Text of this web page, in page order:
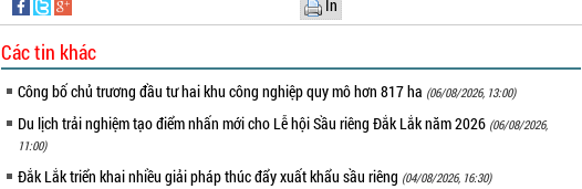
In
Các tin khác
Công bố chủ trương đầu tư hai khu công nghiệp quy mô hơn 817 ha (06/08/2026, 13:00)
Du lịch trải nghiệm tạo điểm nhấn mới cho Lễ hội Sầu riêng Đắk Lắk năm 2026 (06/08/2026,
11:00)
Đắk Lắk triển khai nhiều giải pháp thúc đẩy xuất khẩu sầu riêng (04/08/2026, 16:30)